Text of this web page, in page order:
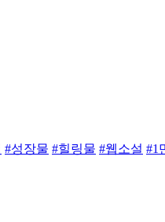
#성장물 #힐링물 #웹소설 #1